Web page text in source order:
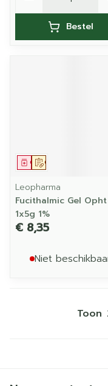
Bestel
Op voorschrift
Geneesmiddel
Leopharma
Fucithalmic Gel Opht
1x5g 1%
€ 8,35
Niet
Toon